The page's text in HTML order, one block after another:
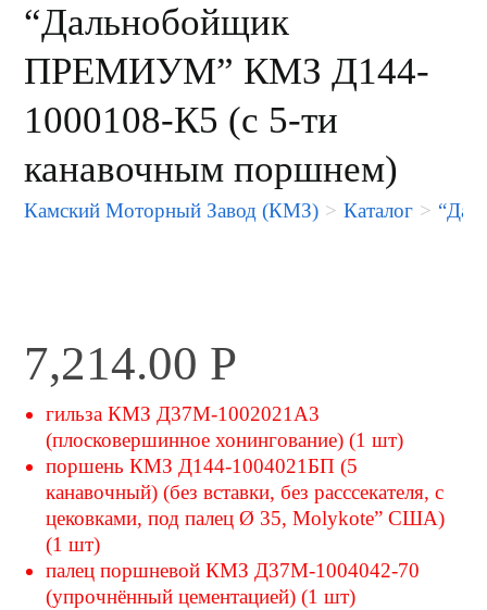
“Дальнобойщик
ПРЕМИУМ” КМЗ Д144-
1000108-К5 (с 5-ти
канавочным поршнем)
Камский Моторный Завод (КМЗ) > Каталог >
7,214.00 Р
гильза КМЗ Д37М-1002021А3
(плосковершинное хонингование) (1 шт)
поршень КМЗ Д144-1004021БП (5
канавочный) (без вставки, без расссекателя, с
цековками, под палец Ø 35, Molykote” США)
(1 шт)
палец поршневой КМЗ Д37М-1004042-70
(упрочнённый цементацией) (1 шт)